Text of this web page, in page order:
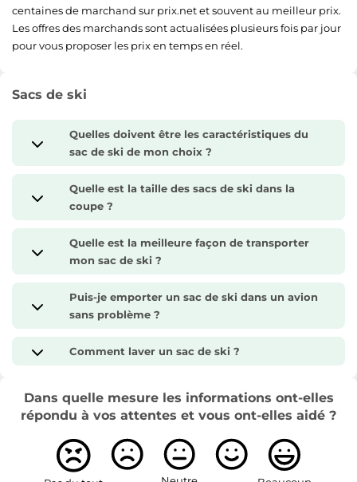
centaines de marchand sur prix.net et souvent au meilleur prix.
Les offres des marchands sont actualisées plusieurs fois par jour
pour vous proposer les prix en temps en réel.
Sacs de ski
Quelles doivent être les caractéristiques du
sac de ski de mon choix ?
Quelle est la taille des sacs de ski dans la
coupe ?
Quelle est la meilleure façon de transporter
mon sac de ski ?
Puis-je emporter un sac de ski dans un avion
sans problème ?
Comment laver un sac de ski ?
Dans quelle mesure les informations ont-elles
répondu à vos attentes et vous ont-elles aidé ?